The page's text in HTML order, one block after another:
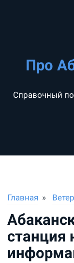
Про
Справочный
Главная
станция